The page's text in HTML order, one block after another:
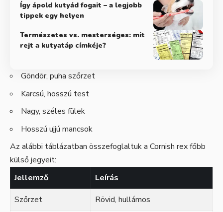
Így ápold kutyád fogait – a legjobb
tippek egy helyen
Természetes vs. mesterséges: mit
rejt a kutyatáp címkéje?
Göndör, puha szőrzet
Karcsú, hosszú test
Nagy, széles fülek
Hosszú ujjú mancsok
Az alábbi táblázatban összefoglaltuk a Cornish rex főbb
külső jegyeit:
Jellemző
Leírás
Szőrzet
Rövid, hullámos